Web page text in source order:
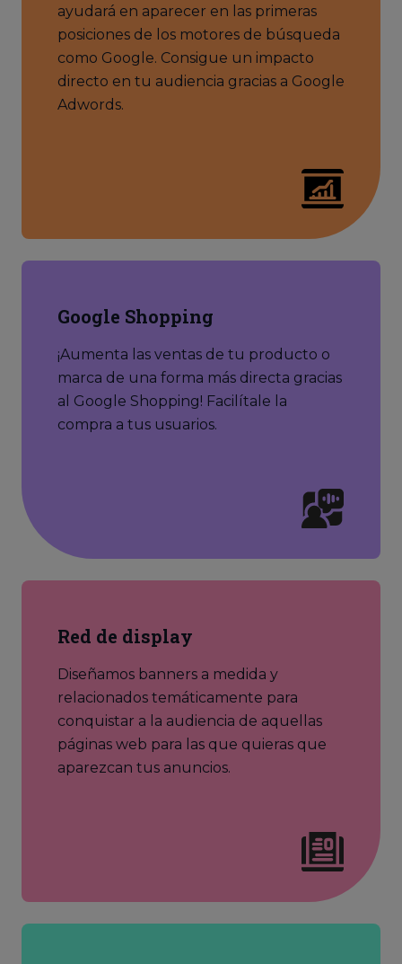
ayudará en aparecer en las primeras
posiciones de los motores de búsqueda
como Google. Consigue un impacto
directo en tu audiencia gracias a Google
Adwords.
Google Shopping
¡Aumenta las ventas de tu producto o
marca de una forma más directa gracias
al Google Shopping! Facilítale la
compra a tus usuarios.
Red de display
Diseñamos banners a medida y
relacionados temáticamente para
conquistar a la audiencia de aquellas
páginas web para las que quieras que
aparezcan tus anuncios.